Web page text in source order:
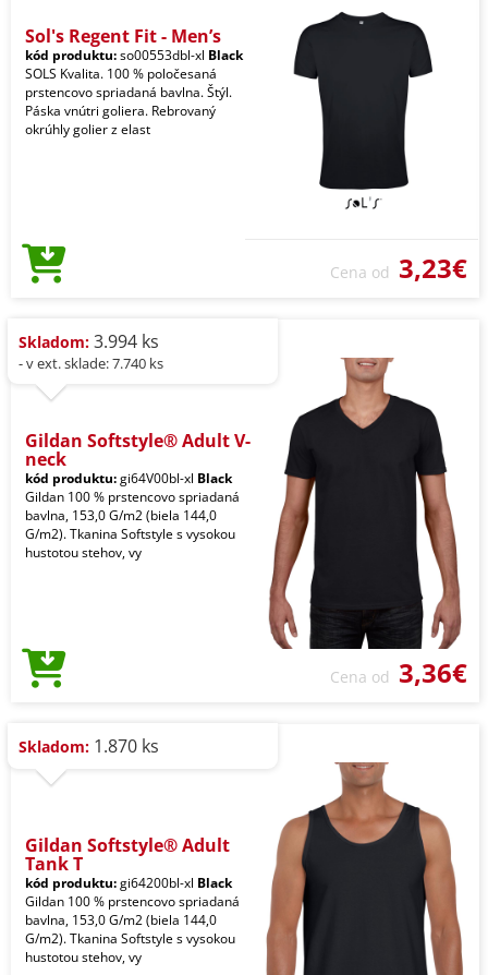
Sol's Regent Fit - Men’s
kód produktu:so00553dbl-xl Black
SOLS Kvalita. 100 % poločesaná
prstencovo spriadaná bavlna. Štýl.
Páska vnútri goliera. Rebrovaný
okrúhly golier z elast
Cena od 3,23€
Skladom: 3.994 ks
- v ext. sklade: 7.740 ks
Gildan Softstyle® Adult V-
neck
kód produktu:gi64V00bl-xl Black
Gildan 100 % prstencovo spriadaná
bavlna, 153,0 G/m2 (biela 144,0
G/m2). Tkanina Softstyle s vysokou
hustotou stehov, vy
Cena od 3,36€
Skladom: 1.870 ks
Gildan Softstyle® Adult
Tank T
kód produktu:gi64200bl-xl Black
Gildan 100 % prstencovo spriadaná
bavlna, 153,0 G/m2 (biela 144,0
G/m2). Tkanina Softstyle s vysokou
hustotou stehov, vy